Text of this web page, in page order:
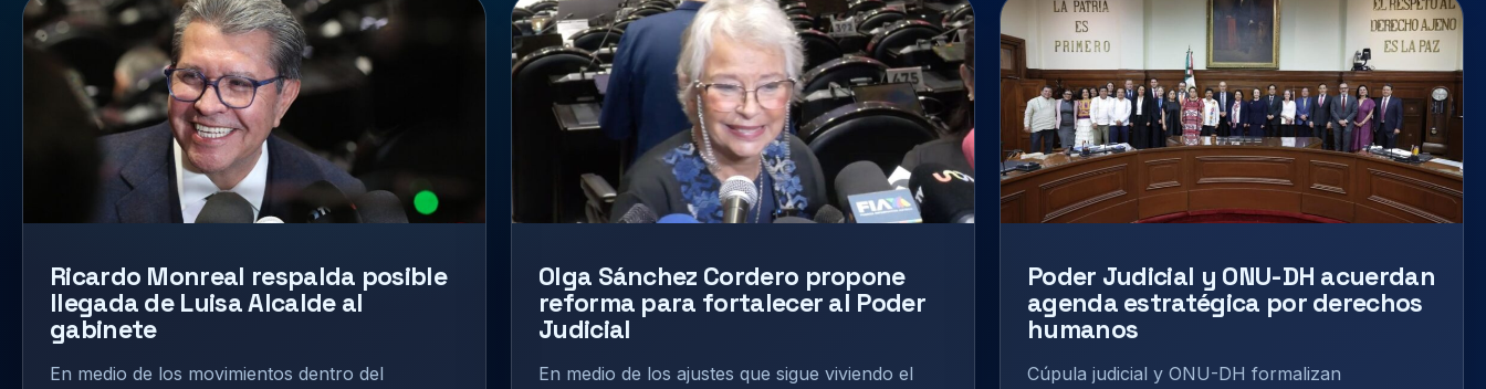
Ricardo Monreal respalda posible
llegada de Luisa Alcalde al
gabinete
En medio de los movimientos dentro del
Olga Sánchez Cordero propone
reforma para fortalecer al Poder
Judicial
En medio de los ajustes que sigue viviendo el
Poder Judicial y ONU-DH acuerdan
agenda estratégica por derechos
humanos
Cúpula judicial y ONU-DH formalizan